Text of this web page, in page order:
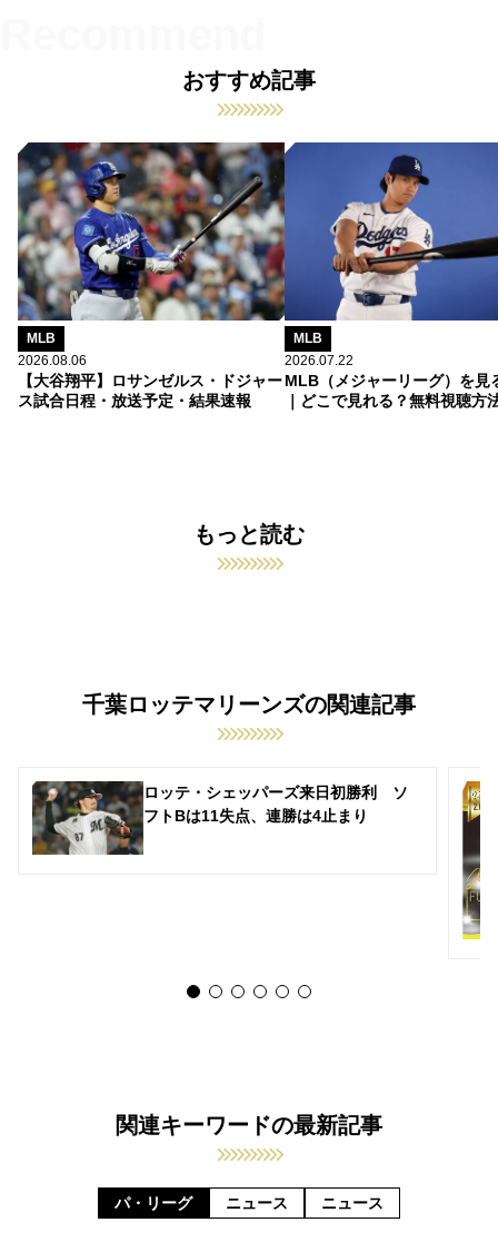
おすすめ記事
MLB
2026.08.06
【大谷翔平】ロサンゼルス・ドジャー
ス試合日程・放送予定・結果速報
MLB
2026.07.22
MLB（メジャーリーグ）を見
｜どこで見れる？無料視聴方
もっと読む
千葉ロッテマリーンズの関連記事
ロッテ・シェッパーズ来日初勝利 ソ
フトBは11失点、連勝は4止まり
関連キーワードの最新記事
パ・リーグ ニュース ニュース